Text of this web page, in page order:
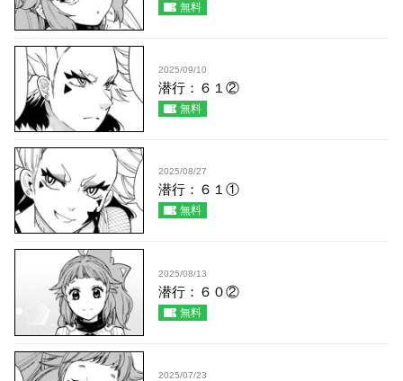
無料
2025/09/10
潜行：６１②
無料
2025/08/27
潜行：６１①
無料
2025/08/13
潜行：６０②
無料
2025/07/23